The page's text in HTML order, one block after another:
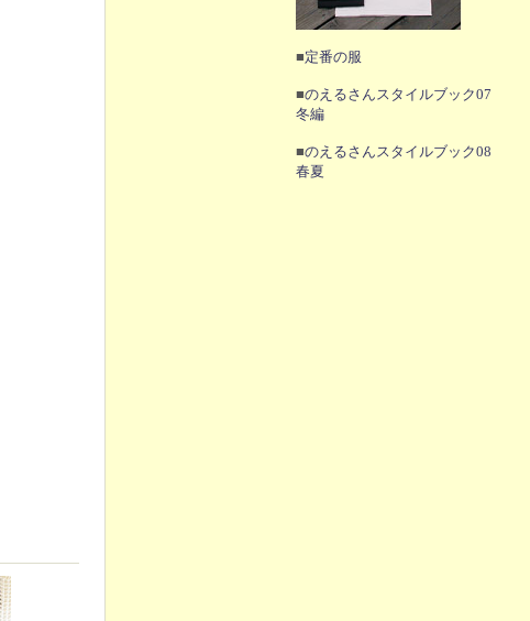
■定番の服
■のえるさんスタイルブック07
冬編
■のえるさんスタイルブック08
春夏